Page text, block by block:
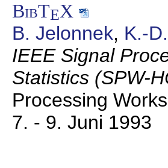
BibTEX
B. Jelonnek, K.-
IEEE Signal
Statistics (SPW-
Processing
7. - 9. Juni 1993